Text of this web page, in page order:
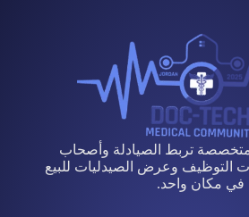
تربط الصيادلة وأصحاب
التوظيف وعرض الصيدليات للبيع
في مكان واحد.